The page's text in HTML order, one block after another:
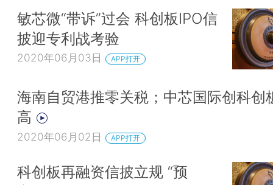
敏芯微“带诉”过会 科创板IPO信
披迎专利战考验
2020年06月03日 APP打开
海南自贸港推零关税；中芯国际创科创
高
2020年06月02日 APP打开
科创板再融资信披立规 “预